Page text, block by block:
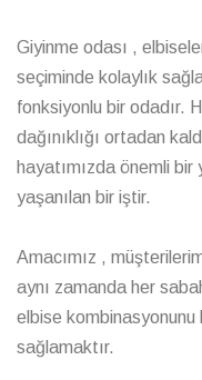
Giyinme odası ,
seçiminde kolaylık
fonksiyonlu bir odadır.
dağınıklığı ortadan
hayatımızda önemli
yaşanılan bir iştir.
Amacımız ,
aynı zamanda her
elbise
sağlamaktır.